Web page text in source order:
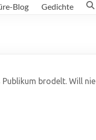
Blog Gedichte
Publikum brodelt. Will nie